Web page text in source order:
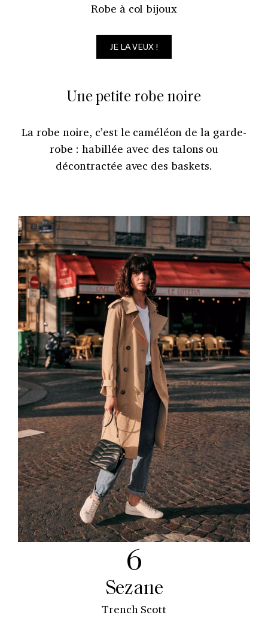
Robe à col bijoux
JE LA VEUX !
Une petite robe noire
La robe noire, c’est le caméléon de la garde-
robe : habillée avec des talons ou
décontractée avec des baskets.
6
Sezane
Trench Scott